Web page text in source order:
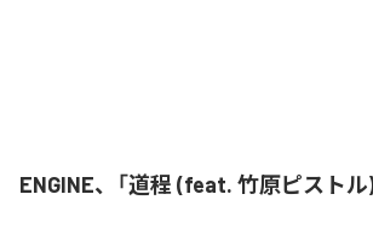
ENGINE、「道程 (feat. 竹原ピストル